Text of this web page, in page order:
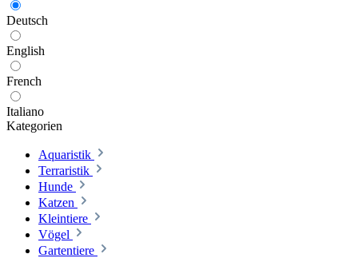
Deutsch
English
French
Italiano
Kategorien
Aquaristik
Terraristik
Hunde
Katzen
Kleintiere
Vögel
Gartentiere